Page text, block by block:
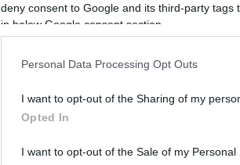
deny consent to Google and its third-party
in below Google consent section.
Personal Data Processing Opt Outs
I want to opt-out of the Sharing of my
Opted In
I want to opt-out of the Sale of my Personal